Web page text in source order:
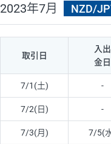
2023年7月 NZD/
取引日
入出
金日
7/1(土) -
7/2(日) -
7/3(月) 7/5(